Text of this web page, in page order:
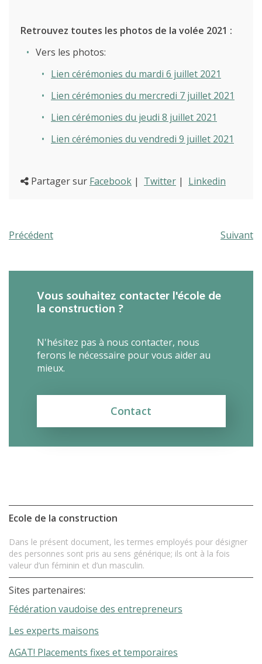
Retrouvez toutes les photos de la volée 2021 :
Vers les photos:
Lien cérémonies du mardi 6 juillet 2021
Lien cérémonies du mercredi 7 juillet 2021
Lien cérémonies du jeudi 8 juillet 2021
Lien cérémonies du vendredi 9 juillet 2021
Partager sur Facebook | Twitter | Linkedin
Précédent Suivant
Vous souhaitez contacter l'école de
la construction ?
N'hésitez pas à nous contacter, nous
ferons le nécessaire pour vous aider au
mieux.
Contact
Ecole de la construction
Dans le présent document, les termes employés pour désigner
des personnes sont pris au sens générique; ils ont à la fois
valeur d’un féminin et d’un masculin.
Sites partenaires:
Fédération vaudoise des entrepreneurs
Les experts maisons
AGAT! Placements fixes et temporaires